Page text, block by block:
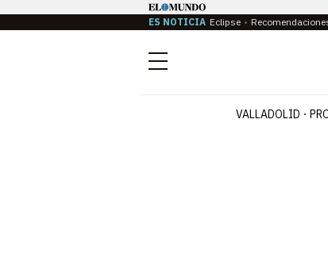
ES NOTICIA Eclipse
Menú
VALLADOLID